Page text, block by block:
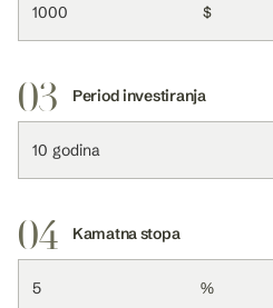
$
03 Period investiranja
04 Kamatna stopa
%